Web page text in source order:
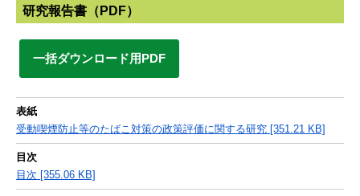
研究報告書（PDF）
一括ダウンロード用PDF
表紙
受動喫煙防止等のたばこ対策の政策評価に関する研究 [351.21 KB]
目次
目次 [355.06 KB]